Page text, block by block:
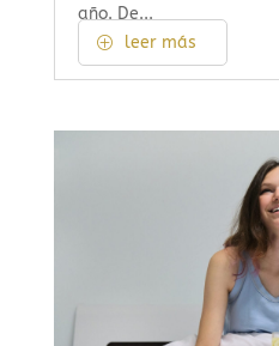
año. De...
leer más